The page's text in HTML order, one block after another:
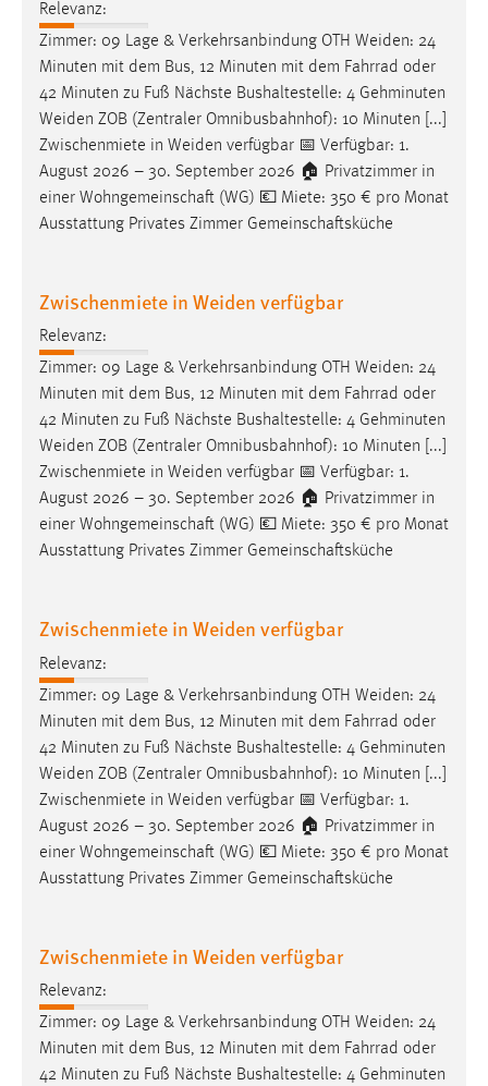
Relevanz:
Zimmer: 09 Lage & Verkehrsanbindung OTH Weiden: 24
Minuten mit dem Bus, 12 Minuten mit dem Fahrrad oder
42 Minuten zu Fuß Nächste Bushaltestelle: 4 Gehminuten
Weiden ZOB (Zentraler Omnibusbahnhof): 10 Minuten [...]
Zwischenmiete in Weiden verfügbar 📅 Verfügbar: 1.
August 2026 – 30. September 2026 🏠 Privatzimmer in
einer Wohngemeinschaft (WG) 💶 Miete: 350 € pro Monat
Ausstattung Privates Zimmer Gemeinschaftsküche
Zwischenmiete in Weiden verfügbar
Relevanz:
Zimmer: 09 Lage & Verkehrsanbindung OTH Weiden: 24
Minuten mit dem Bus, 12 Minuten mit dem Fahrrad oder
42 Minuten zu Fuß Nächste Bushaltestelle: 4 Gehminuten
Weiden ZOB (Zentraler Omnibusbahnhof): 10 Minuten [...]
Zwischenmiete in Weiden verfügbar 📅 Verfügbar: 1.
August 2026 – 30. September 2026 🏠 Privatzimmer in
einer Wohngemeinschaft (WG) 💶 Miete: 350 € pro Monat
Ausstattung Privates Zimmer Gemeinschaftsküche
Zwischenmiete in Weiden verfügbar
Relevanz:
Zimmer: 09 Lage & Verkehrsanbindung OTH Weiden: 24
Minuten mit dem Bus, 12 Minuten mit dem Fahrrad oder
42 Minuten zu Fuß Nächste Bushaltestelle: 4 Gehminuten
Weiden ZOB (Zentraler Omnibusbahnhof): 10 Minuten [...]
Zwischenmiete in Weiden verfügbar 📅 Verfügbar: 1.
August 2026 – 30. September 2026 🏠 Privatzimmer in
einer Wohngemeinschaft (WG) 💶 Miete: 350 € pro Monat
Ausstattung Privates Zimmer Gemeinschaftsküche
Zwischenmiete in Weiden verfügbar
Relevanz:
Zimmer: 09 Lage & Verkehrsanbindung OTH Weiden: 24
Minuten mit dem Bus, 12 Minuten mit dem Fahrrad oder
42 Minuten zu Fuß Nächste Bushaltestelle: 4 Gehminuten